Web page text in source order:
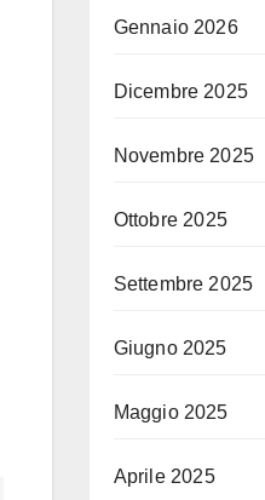
Gennaio 2026
Dicembre 2025
Novembre 2025
Ottobre 2025
Settembre 2025
Giugno 2025
Maggio 2025
Aprile 2025